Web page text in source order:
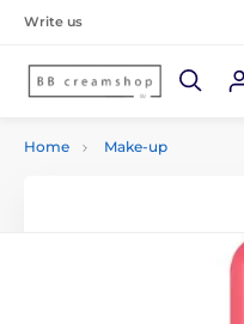
Write us
Home Make-up